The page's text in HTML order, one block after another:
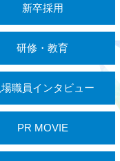
新卒採用
研修・教育
職員インタビュー
PR MOVIE